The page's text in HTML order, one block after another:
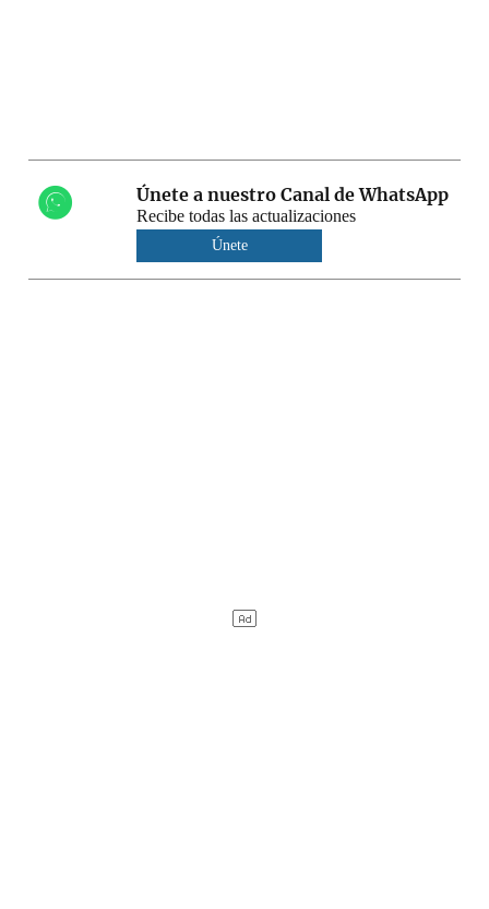
Únete a nuestro Canal de WhatsApp
Recibe todas las actualizaciones
Únete